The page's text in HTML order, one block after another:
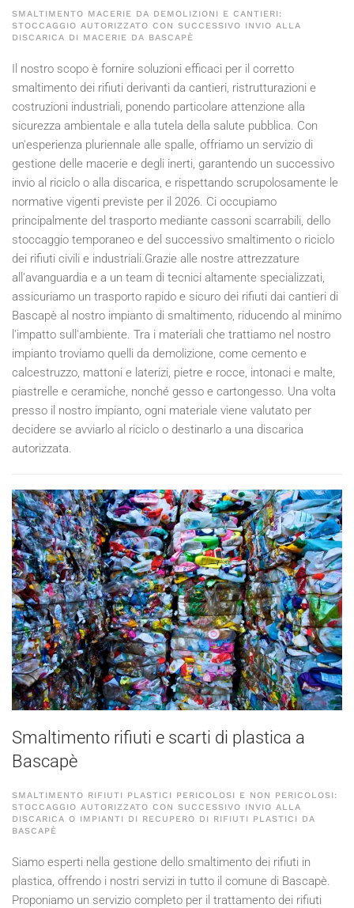
SMALTIMENTO MACERIE DA DEMOLIZIONI E CANTIERI:
STOCCAGGIO AUTORIZZATO CON SUCCESSIVO INVIO ALLA
DISCARICA DI MACERIE DA BASCAPÈ
Il nostro scopo è fornire soluzioni efficaci per il corretto
smaltimento dei rifiuti derivanti da cantieri, ristrutturazioni e
costruzioni industriali, ponendo particolare attenzione alla
sicurezza ambientale e alla tutela della salute pubblica. Con
un'esperienza pluriennale alle spalle, offriamo un servizio di
gestione delle macerie e degli inerti, garantendo un successivo
invio al riciclo o alla discarica, e rispettando scrupolosamente le
normative vigenti previste per il 2026. Ci occupiamo
principalmente del trasporto mediante cassoni scarrabili, dello
stoccaggio temporaneo e del successivo smaltimento o riciclo
dei rifiuti civili e industriali.Grazie alle nostre attrezzature
all'avanguardia e a un team di tecnici altamente specializzati,
assicuriamo un trasporto rapido e sicuro dei rifiuti dai cantieri di
Bascapè al nostro impianto di smaltimento, riducendo al minimo
l'impatto sull'ambiente. Tra i materiali che trattiamo nel nostro
impianto troviamo quelli da demolizione, come cemento e
calcestruzzo, mattoni e laterizi, pietre e rocce, intonaci e malte,
piastrelle e ceramiche, nonché gesso e cartongesso. Una volta
presso il nostro impianto, ogni materiale viene valutato per
decidere se avviarlo al riciclo o destinarlo a una discarica
autorizzata.
Smaltimento rifiuti e scarti di plastica a
Bascapè
SMALTIMENTO RIFIUTI PLASTICI PERICOLOSI E NON PERICOLOSI:
STOCCAGGIO AUTORIZZATO CON SUCCESSIVO INVIO ALLA
DISCARICA O IMPIANTI DI RECUPERO DI RIFIUTI PLASTICI DA
BASCAPÈ
Siamo esperti nella gestione dello smaltimento dei rifiuti in
plastica, offrendo i nostri servizi in tutto il comune di Bascapè.
Proponiamo un servizio completo per il trattamento dei rifiuti